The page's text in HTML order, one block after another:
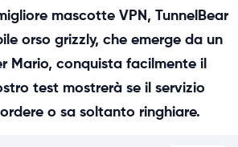
mascotte VPN, TunnelBear
orso grizzly, che emerge da un
Mario, conquista facilmente il
test mostrerà se il servizio
o sa soltanto ringhiare.